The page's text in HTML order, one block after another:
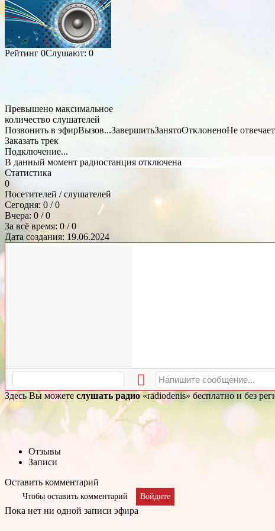
Рейтинг 0Слушают: 0
Превышено максимальное
количество слушателей
Позвонить в эфирВызов...ЗавершитьЗанятоОтклоненоНе отвечает
Заказать трек
Подключение...
В данный момент радиостанция отключена
Статистика
0
Посетителей / слушателей
Сегодня: 0 / 0
Вчера: 0 / 0
За всё время: 0 / 0
Дата создания: 19.06.2024
Здесь Вы можете слушать радио«radiodenis» бесплатно и без
Отзывы
Записи
Оставить комментарий
Чтобы оставить комментарий Войдите
Пока нет ни одной записи эфира